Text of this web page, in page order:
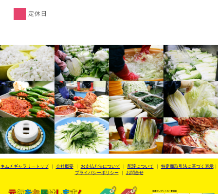
定休日
キムチギャラリートップ｜ 会社概要｜ お支払方法について ｜ 配達について ｜ 特定商取引法に基づく表示｜
プライバシーポリシー｜ お問合せ